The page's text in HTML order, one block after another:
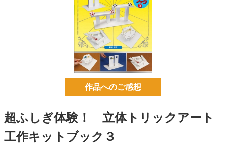
作品へのご感想
超ふしぎ体験！ 立体トリックアート
工作キットブック３